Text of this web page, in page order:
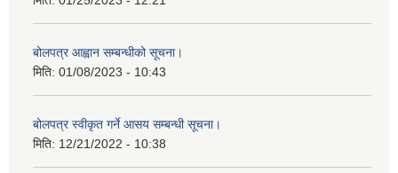
बोलपत्र आह्वान सम्बन्धीको सूचना।
मिति: 01/08/2023 - 10:43
बोलपत्र स्वीकृत गर्ने आसय सम्बन्धी सूचना।
मिति: 12/21/2022 - 10:38